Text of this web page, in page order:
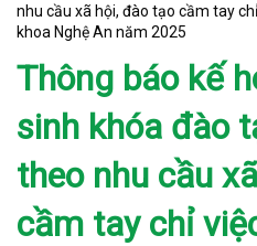
nhu cầu xã hội, đào tạo cầm tay
khoa Nghệ An năm 2025
Thông báo kế
sinh khóa đào
theo nhu cầu
cầm tay chỉ